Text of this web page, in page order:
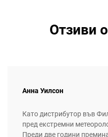
Отзиви
Анна Уилсон
Като дистрибутор във
пред екстремни
Преди две години